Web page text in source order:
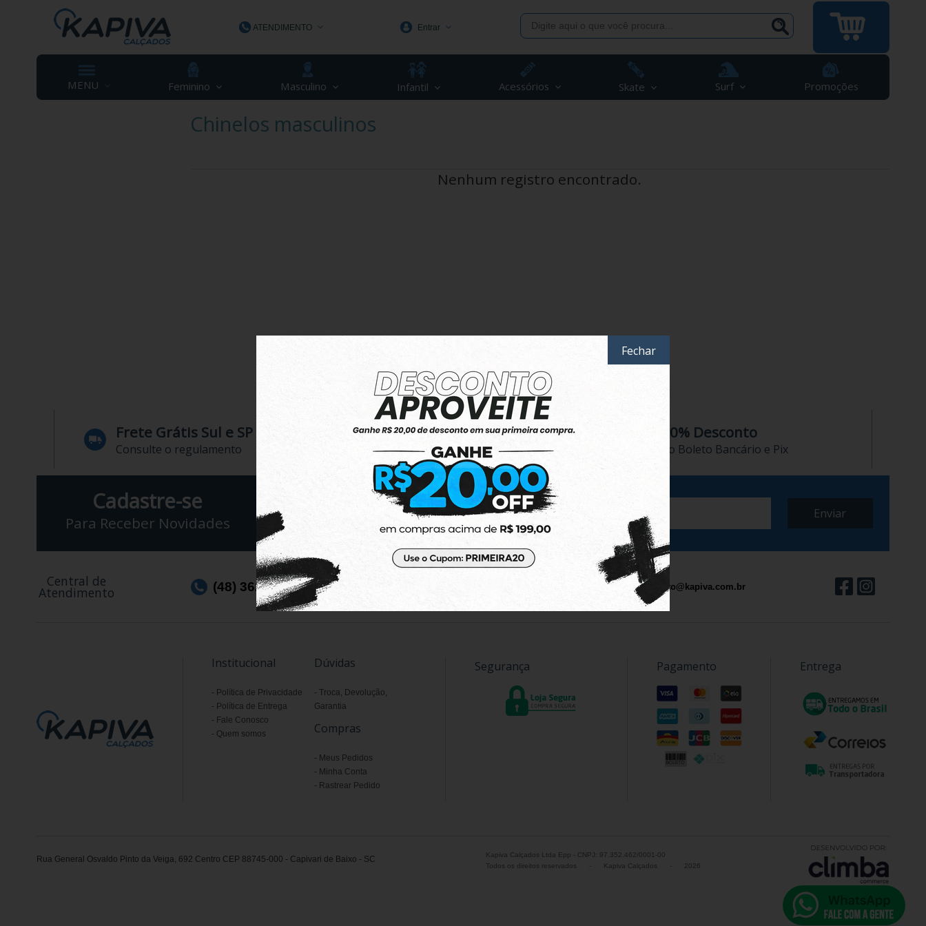
ATENDIMENTO
(48) 3623-1991
contato@kapiva.com.br
Entrar
MENU Feminino Masculino Infantil Acessórios Skate Surf Promoções
Chinelos masculinos
Nenhum registro encontrado.
Frete Grátis Sul e SP
Consulte o regulamento
6x Sem Juros
no Cartão de Crédito
10% Desconto
no Boleto Bancário e Pix
Cadastre-se
Para Receber Novidades
Central de
Atendimento (48) 3623-1991 contato@kapiva.com.br
Institucional
Política de Privacidade
Política de Entrega
Fale Conosco
Quem somos
Dúvidas
Troca, Devolução,
Garantia
Compras
Meus Pedidos
Minha Conta
Rastrear Pedido
Segurança Pagamento Entrega
Rua General Osvaldo Pinto da Veiga, 692 Centro CEP 88745-000 - Capivari de Baixo - SC
Kapiva Calçados Ltda Epp - CNPJ: 97.352.462/0001-00
Todos os direitos reservados
- Kapiva Calçados - 2026
Fechar